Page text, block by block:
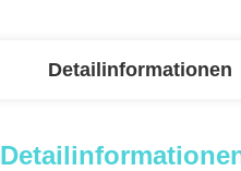
Detailinformationen